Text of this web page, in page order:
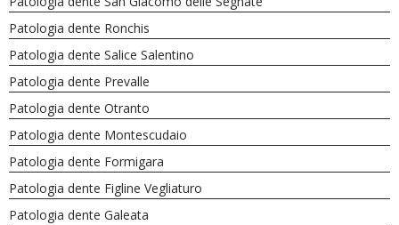
Patologia dente Ronchis
Patologia dente Salice Salentino
Patologia dente Prevalle
Patologia dente Otranto
Patologia dente Montescudaio
Patologia dente Formigara
Patologia dente Figline Vegliaturo
Patologia dente Galeata